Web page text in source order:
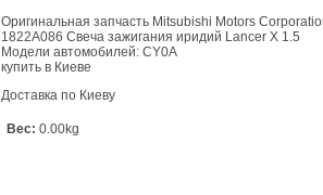
Оригинальная запчасть Mitsubishi Motors
1822A086 Свеча зажигания иридий Lancer X 1.5
Модели автомобилей: CY0A
купить в Киеве
Доставка по Киеву
Вес: 0.00kg